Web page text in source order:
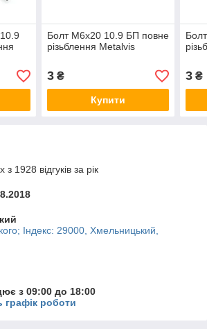
Болт M6х20 10.9 БП повне
різьблення Metalvis
3₴
Купити
3 ₴
1928 відгуків за рік
Індекс: 29000, Хмельницький,
з 09:00 до 18:00
графік роботи